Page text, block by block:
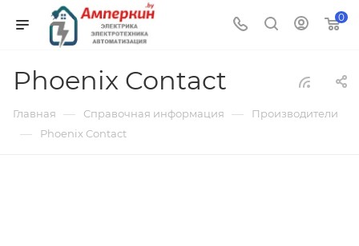
0
Phoenix Contact
Главная — Справочная информация — Производители
— Phoenix Contact